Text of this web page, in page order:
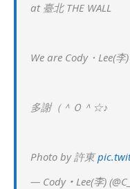
at 臺北 THE WALL
We are Cody・Lee(
多謝（＾Ｏ＾☆♪
Photo by 許東
— Cody・Lee(李)